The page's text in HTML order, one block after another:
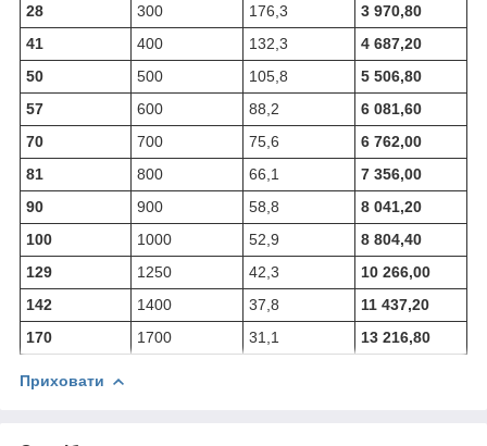
28
300 176,3
3 970,80
41
400 132,3
4 687,20
50
500 105,8
5 506,80
57
600 88,2
6 081,60
70
700 75,6
6 762,00
81
800 66,1
7 356,00
90
900 58,8
8 041,20
100
1000 52,9
8 804,40
129
1250 42,3
10 266,00
142
1400 37,8
11 437,20
170
1700 31,1 13 216,80
Приховати